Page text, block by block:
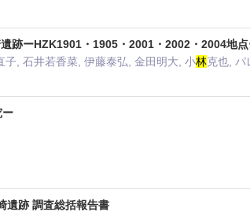
跡ーHZK1901・1905・2001・2002・2004地
, 石井若香菜, 伊藤泰弘, 金田明大, 小林克也, パ
ー
遺跡 調査総括報告書